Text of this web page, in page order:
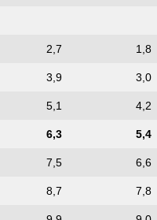
2,7 1,8
3,9 3,0
5,1 4,2
6,3 5,4
7,5 6,6
8,7 7,8